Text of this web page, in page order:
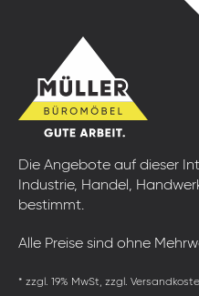
Die Angebote auf dieser
Industrie, Handel,
bestimmt.
Alle Preise sind ohne
* zzgl. 19% MwSt, zzgl.